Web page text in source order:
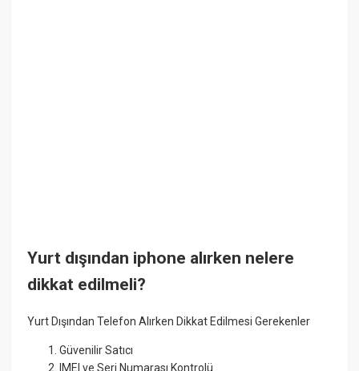
Yurt dışından iphone alırken nelere
dikkat edilmeli?
Yurt Dışından Telefon Alırken Dikkat Edilmesi Gerekenler
Güvenilir Satıcı
IMEI ve Seri Numarası Kontrolü